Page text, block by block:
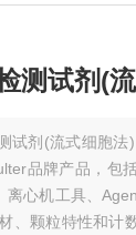
测试剂(
) 北京闻易科技有限公司专营贝
品牌产品，包
离心机工具、
、颗粒特性和计